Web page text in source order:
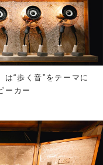
“歩く音”をテーマに
ーカー